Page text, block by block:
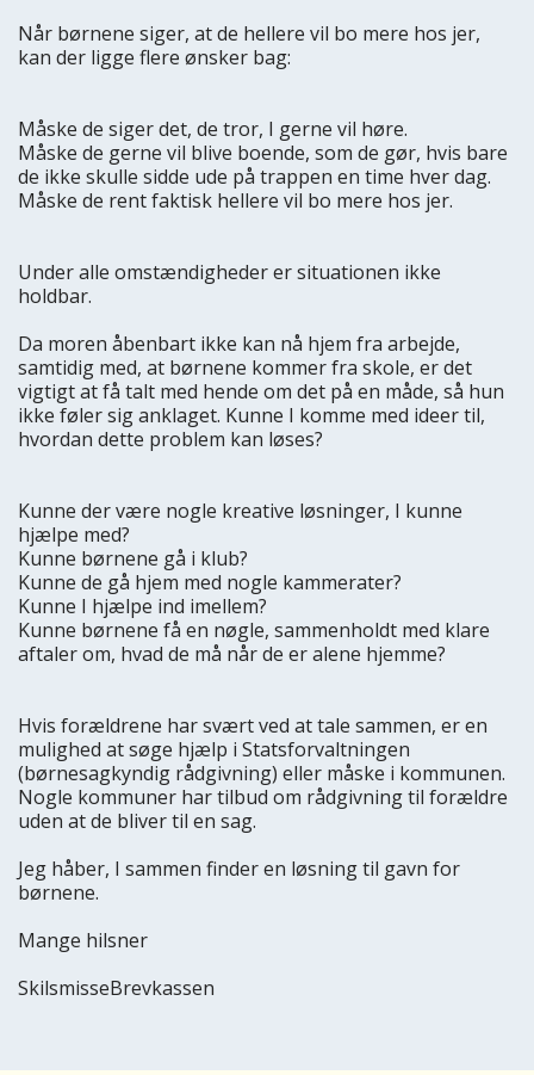
Når børnene siger, at de hellere vil bo mere hos jer,
kan der ligge flere ønsker bag:
Måske de siger det, de tror, I gerne vil høre.
Måske de gerne vil blive boende, som de gør, hvis bare
de ikke skulle sidde ude på trappen en time hver dag.
Måske de rent faktisk hellere vil bo mere hos jer.
Under alle omstændigheder er situationen ikke
holdbar.
Da moren åbenbart ikke kan nå hjem fra arbejde,
samtidig med, at børnene kommer fra skole, er det
vigtigt at få talt med hende om det på en måde, så hun
ikke føler sig anklaget. Kunne I komme med ideer til,
hvordan dette problem kan løses?
Kunne der være nogle kreative løsninger, I kunne
hjælpe med?
Kunne børnene gå i klub?
Kunne de gå hjem med nogle kammerater?
Kunne I hjælpe ind imellem?
Kunne børnene få en nøgle, sammenholdt med klare
aftaler om, hvad de må når de er alene hjemme?
​Hvis forældrene har svært ved at tale sammen, er en
mulighed at søge hjælp i Statsforvaltningen
(børnesagkyndig rådgivning) eller måske i kommunen.
Nogle kommuner har tilbud om rådgivning til forældre
uden at de bliver til en sag.
Jeg håber, I sammen finder en løsning til gavn for
børnene.
Mange hilsner
SkilsmisseBrevkassen